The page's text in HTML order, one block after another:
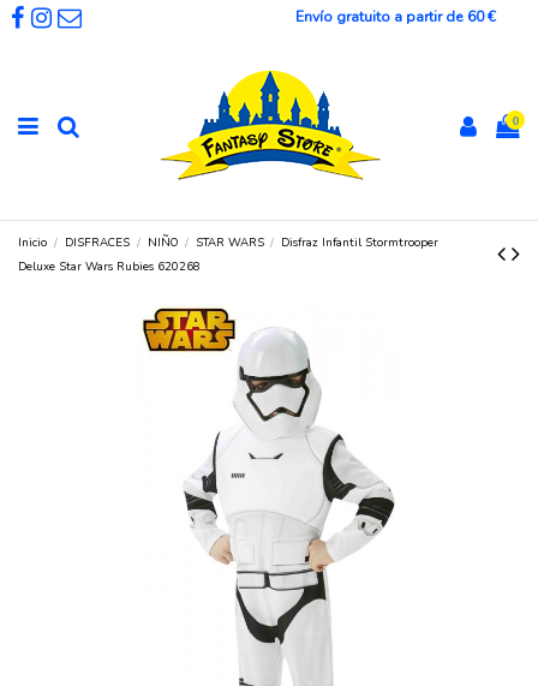
Envío gratuito a partir de 60 €
0
Inicio DISFRACES NIÑO STAR WARS
Disfraz Infantil Stormtrooper
Deluxe Star Wars Rubies 620268